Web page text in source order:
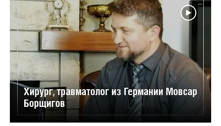
Хирург, травматолог из Германии Мовсар
Борщигов